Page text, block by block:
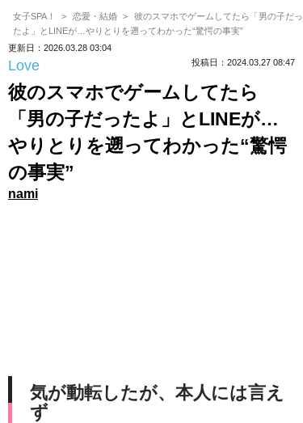
女子SPA！ 恋愛・結婚
彼のスマホでゲームしてたら「男の子だっ
たよ」とLINEが…やりとりを遡ってわかった“驚愕の事実”
更新日：2026.03.28 03:04
Love 投稿日：2024.03.27 08:47
彼のスマホでゲームしてたら
「男の子だったよ」とLINEが…
やりとりを遡ってわかった“驚愕
の事実”
nami
気が動転したが、本人には言え
ず